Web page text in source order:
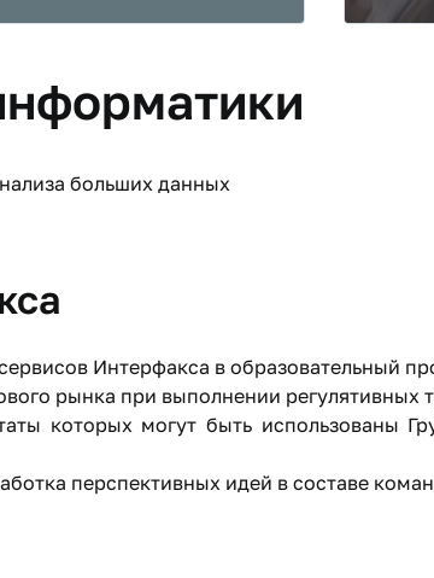
больших данных
Интерфакса в образовательный
рынка при выполнении регулятивных
которых могут быть использованы
перспективных идей в составе